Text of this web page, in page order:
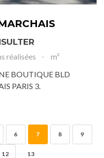
réalisées
m²
BOUTIQUE BLD
PARIS 3.
6 7 8 9
12 13